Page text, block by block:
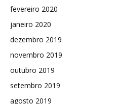
fevereiro 2020
janeiro 2020
dezembro 2019
novembro 2019
outubro 2019
setembro 2019
agosto 2019